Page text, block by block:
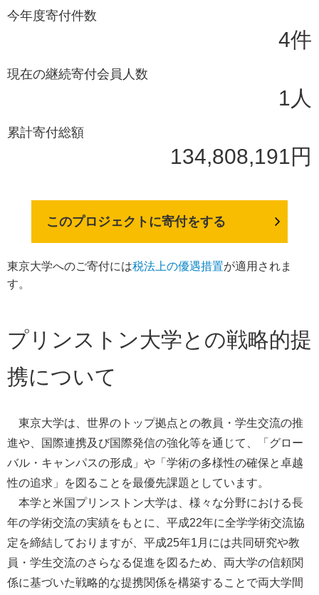
今年度寄付件数
4件
現在の継続寄付会員人数
1人
累計寄付総額
134,808,191円
このプロジェクトに寄付をする
東京大学へのご寄付には税法上の優遇措置が適用されま
す。
プリンストン大学との戦略的提
携について
東京大学は、世界のトップ拠点との教員・学生交流の推
進や、国際連携及び国際発信の強化等を通じて、「グロー
バル・キャンパスの形成」や「学術の多様性の確保と卓越
性の追求」を図ることを最優先課題としています。
本学と米国プリンストン大学は、様々な分野における長
年の学術交流の実績をもとに、平成22年に全学学術交流協
定を締結しておりますが、平成25年1月には共同研究や教
員・学生交流のさらなる促進を図るため、両大学の信頼関
係に基づいた戦略的な提携関係を構築することで両大学間